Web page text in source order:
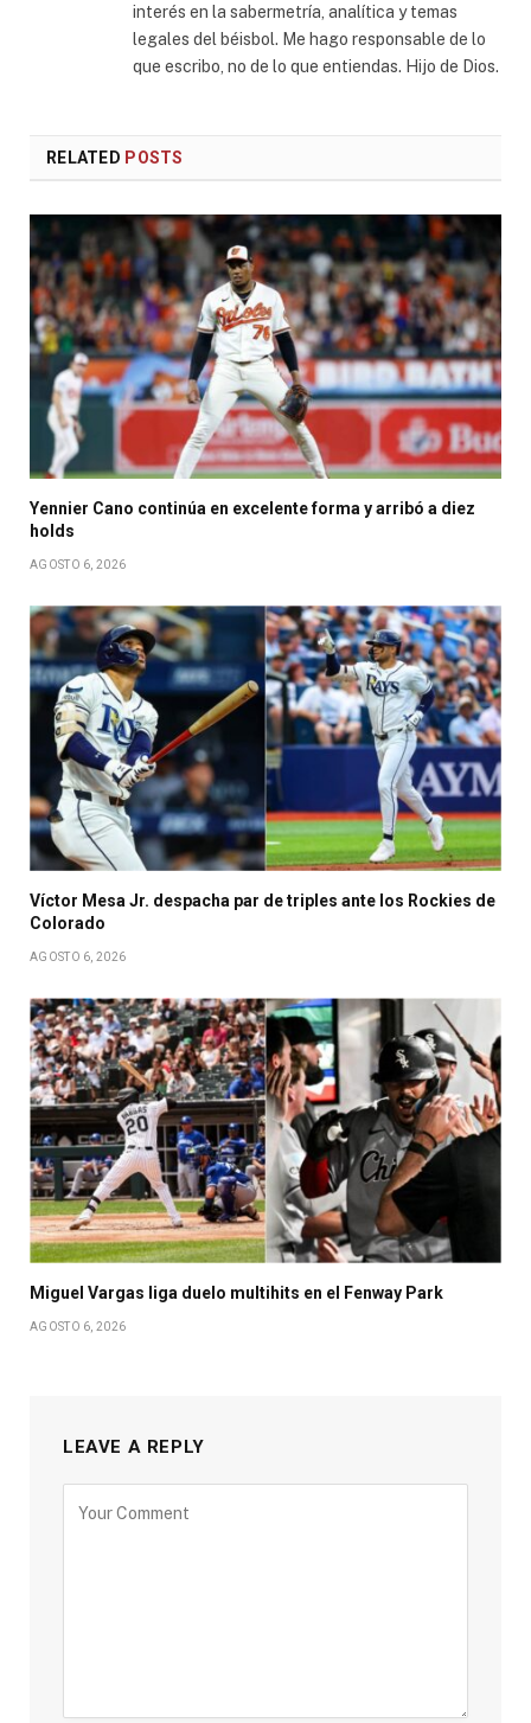
interés en la sabermetría, analítica y temas
legales del béisbol. Me hago responsable de lo
que escribo, no de lo que entiendas. Hijo de Dios.
RELATED POSTS
Yennier Cano continúa en excelente forma y arribó a diez
holds
AGOSTO 6, 2026
Víctor Mesa Jr. despacha par de triples ante los Rockies de
Colorado
AGOSTO 6, 2026
Miguel Vargas liga duelo multihits en el Fenway Park
AGOSTO 6, 2026
LEAVE A REPLY